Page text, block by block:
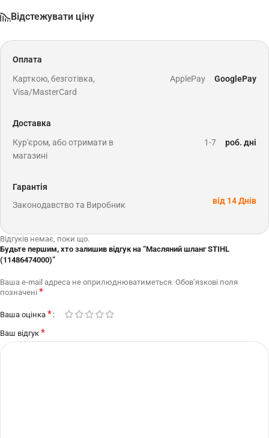
Відстежувати ціну
Оплата
Карткою, безготівка,
Visa/MasterCard
ApplePay GooglePay
Доставка
Кур'єром, або отримати в
магазині
1-7 роб. дні
Гарантія
Законодавство та Виробник
від 14 Днів
Відгуків немає, поки що.
Будьте першим, хто залишив відгук на “Масляний шланг STIHL
(11486474000)”
Ваша e-mail адреса не оприлюднюватиметься. Обов’язкові поля
позначені *
Ваша оцінка *
Ваш відгук *